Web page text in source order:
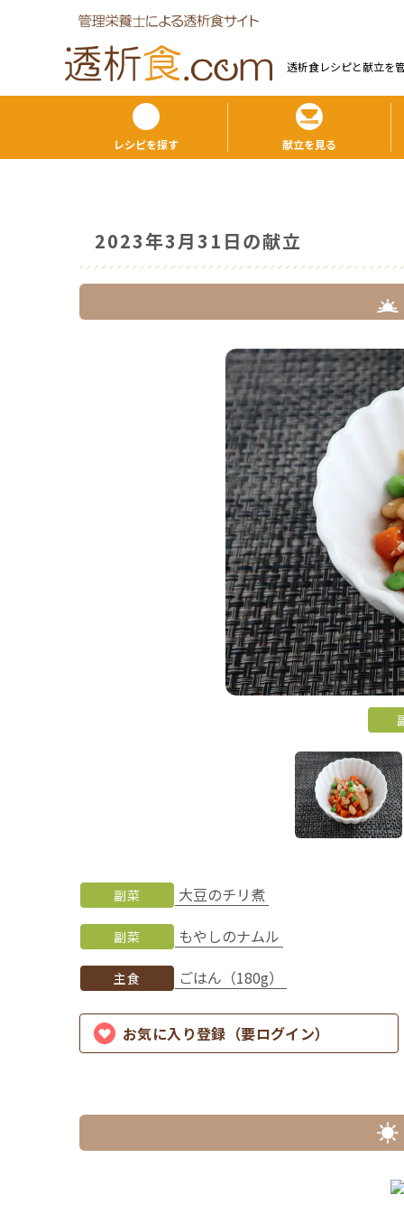
透析食レシピと献⽴を
レシピを探す 献立を見る
2023年3月31日の献立
副菜 大豆のチリ煮
副菜 もやしのナムル
主食 ごはん（180g）
お気に入り登録（要ログイン）